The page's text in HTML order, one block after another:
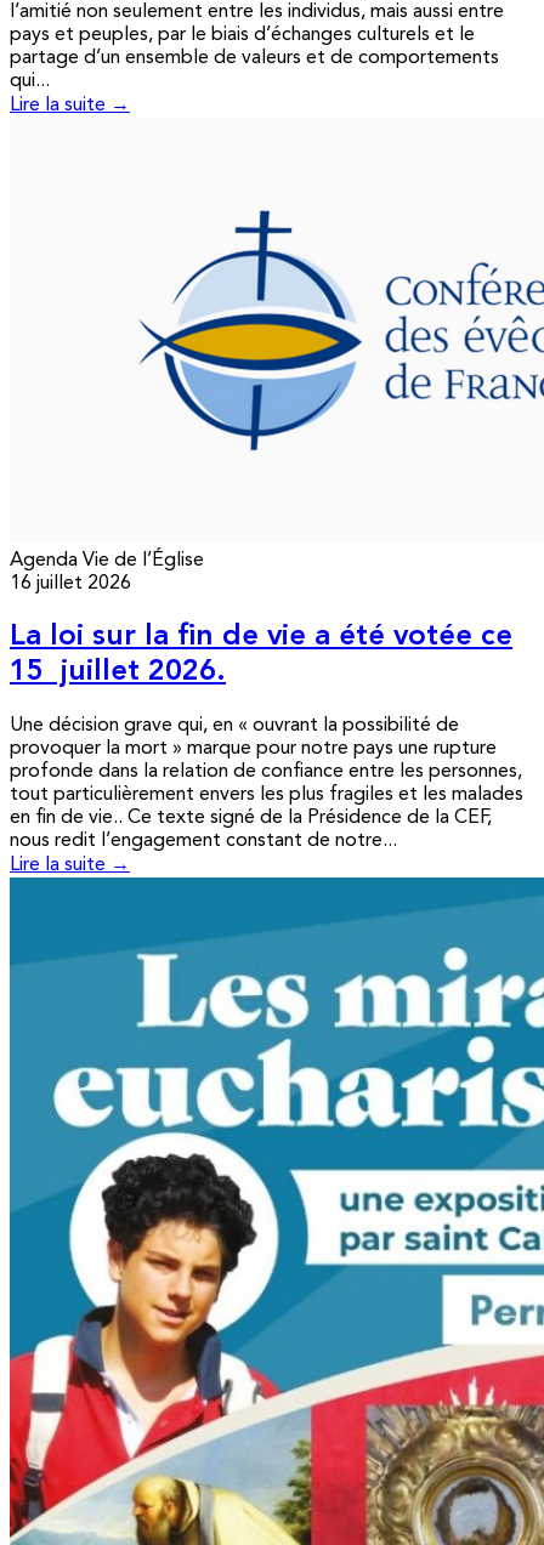
l’amitié non seulement entre les individus, mais aussi entre
pays et peuples, par le biais d’échanges culturels et le
partage d’un ensemble de valeurs et de comportements
qui...
Lire la suite →
Agenda Vie de l’Église
16 juillet 2026
La loi sur la fin de vie a été votée ce
15 juillet 2026.
Une décision grave qui, en « ouvrant la possibilité de
provoquer la mort » marque pour notre pays une rupture
profonde dans la relation de confiance entre les personnes,
tout particulièrement envers les plus fragiles et les malades
en fin de vie.. Ce texte signé de la Présidence de la CEF,
nous redit l’engagement constant de notre...
Lire la suite →